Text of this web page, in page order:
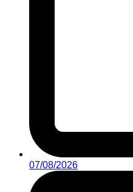
07/08/2026